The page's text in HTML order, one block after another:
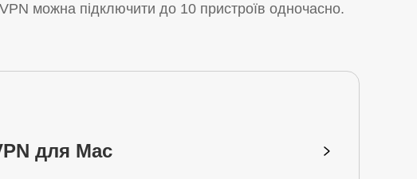
можна підключити до 10 пристроїв одночасно.
для Mac